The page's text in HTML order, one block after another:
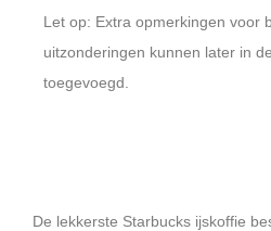
Let op: Extra opmerkingen voor
uitzonderingen kunnen later in
toegevoegd.
De lekkerste Starbucks ijskoffie